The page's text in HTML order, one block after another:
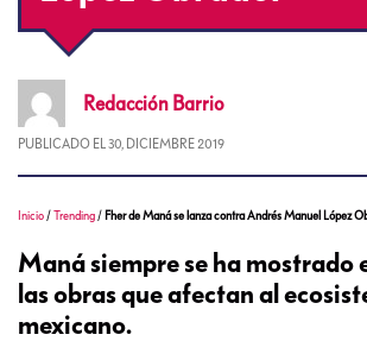
Redacción Barrio
PUBLICADO EL 30, DICIEMBRE 2019
Inicio /Trending / Fher de Maná se lanza contra Andrés Manuel López
Maná siempre se ha mostrado
las obras que afectan al
mexicano.